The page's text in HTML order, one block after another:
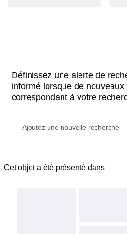
Définissez une alerte de
informé lorsque de nouveaux
correspondant à votre
Cet objet a été présenté dans